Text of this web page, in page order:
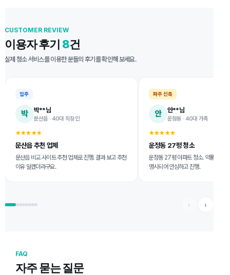
CUSTOMER REVIEW
이용자 후기 8건
실제 청소 서비스를 이용한 분들의 후기를 확인해 보세요.
입주
박 박**님
문산읍 · 40대 직장인
★★★★★
문산읍 추천 업체
문산읍 비교 사이트 추천 업체로 진행. 결과 보고 추천
이유 알겠더라구요.
파주 신축
안 안**님
운정동 · 40대 가족
★★★★★
운정동 27평 청소
운정동 27평 아파트 청소. 약품·범위
명시되어 안심하고 진행.
‹ ›
FAQ
자주 묻는 질문